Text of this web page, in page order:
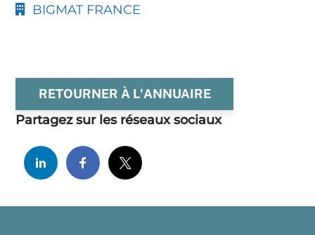
BIGMAT FRANCE
RETOURNER À L'ANNUAIRE
Partagez sur les réseaux sociaux